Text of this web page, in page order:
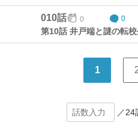
010話 0 0
第10話 井戸端と謎の転
1
／24